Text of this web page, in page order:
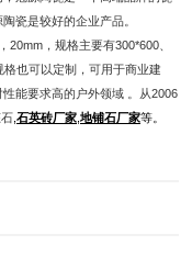
陶瓷是较好的企业产品。
，规格主要有300*600、
也可以定制，可用于商业建
能要求高的户外领域 。从2006
石英砖厂家 地铺石厂家等。